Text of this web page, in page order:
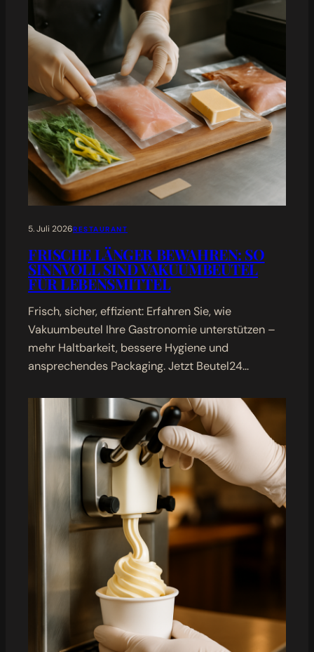
5. Juli 2026RESTAURANT
FRISCHE LÄNGER BEWAHREN: SO
SINNVOLL SIND VAKUUMBEUTEL
FÜR LEBENSMITTEL
Frisch, sicher, effizient: Erfahren Sie, wie
Vakuumbeutel Ihre Gastronomie unterstützen –
mehr Haltbarkeit, bessere Hygiene und
ansprechendes Packaging. Jetzt Beutel24…